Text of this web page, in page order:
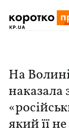
На
який її